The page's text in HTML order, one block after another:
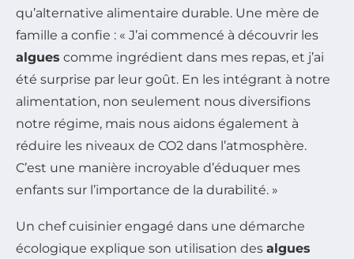
qu’alternative alimentaire durable. Une mère de
famille a confie : « J’ai commencé à découvrir les
algues comme ingrédient dans mes repas, et j’ai
été surprise par leur goût. En les intégrant à notre
alimentation, non seulement nous diversifions
notre régime, mais nous aidons également à
réduire les niveaux de CO2 dans l’atmosphère.
C’est une manière incroyable d’éduquer mes
enfants sur l’importance de la durabilité. »
Un chef cuisinier engagé dans une démarche
écologique explique son utilisation des algues